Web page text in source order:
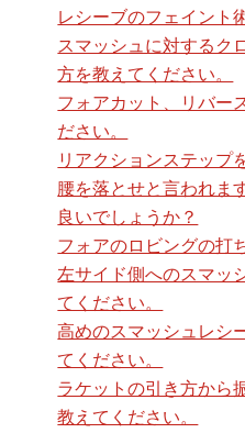
レシーブのフェイント
スマッシュに対するク
方を教えてください。
フォアカット、リバー
ださい。
リアクションステップ
腰を落とせと言われま
良いでしょうか？
フォアのロビングの打
左サイド側へのスマッ
てください。
高めのスマッシュレシ
てください。
ラケットの引き方から
教えてください。